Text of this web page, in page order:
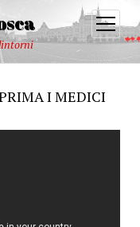
open
menu
I MEDICI